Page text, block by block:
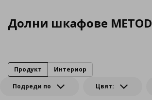
Долни шкафове METOD
Подреди по Цвят:
Продукт Интериор